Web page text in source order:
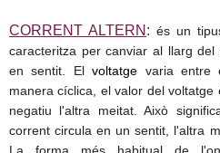
CORRENT ALTERN :és un
caracteritza per canviar al llarg del
en sentit.
El voltatge varia entre
manera cíclica, el valor del
negatiu l'altra meitat. Això
corrent circula en un sentit, l'altra
La forma més habitual de